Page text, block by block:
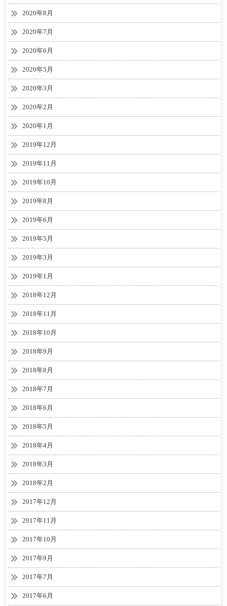
2020年8月
2020年7月
2020年6月
2020年5月
2020年3月
2020年2月
2020年1月
2019年12月
2019年11月
2019年10月
2019年8月
2019年6月
2019年5月
2019年3月
2019年1月
2018年12月
2018年11月
2018年10月
2018年9月
2018年8月
2018年7月
2018年6月
2018年5月
2018年4月
2018年3月
2018年2月
2017年12月
2017年11月
2017年10月
2017年9月
2017年7月
2017年6月